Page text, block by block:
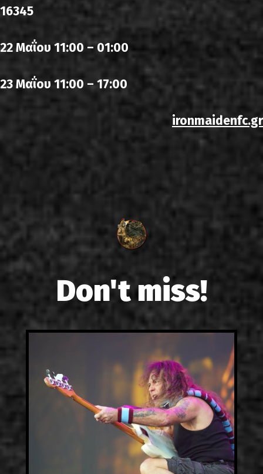
16345
22 Μαΐου 11:00 – 01:00
23 Μαΐου 11:00 – 17:00
ironmaidenfc.gr
Don't miss!